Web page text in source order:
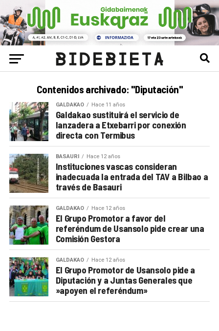
Contenidos archivado: "Diputación"
GALDAKAO Hace 11 años
Galdakao sustituirá el servicio de
lanzadera a Etxebarri por conexión
directa con Termibus
BASAURI Hace 12 años
Instituciones vascas consideran
inadecuada la entrada del TAV a Bilbao a
través de Basauri
GALDAKAO Hace 12 años
El Grupo Promotor a favor del
referéndum de Usansolo pide crear una
Comisión Gestora
GALDAKAO Hace 12 años
El Grupo Promotor de Usansolo pide a
Diputación y a Juntas Generales que
»apoyen el referéndum»